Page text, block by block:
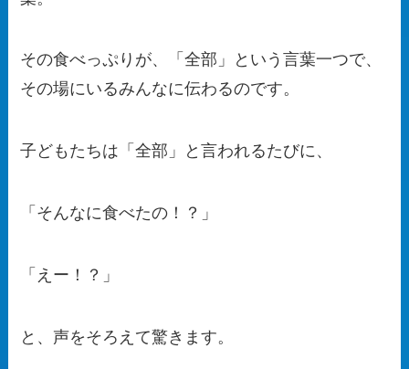
その食べっぷりが、「全部」という言葉一つで、
その場にいるみんなに伝わるのです。
子どもたちは「全部」と言われるたびに、
「そんなに食べたの！？」
「えー！？」
と、声をそろえて驚きます。